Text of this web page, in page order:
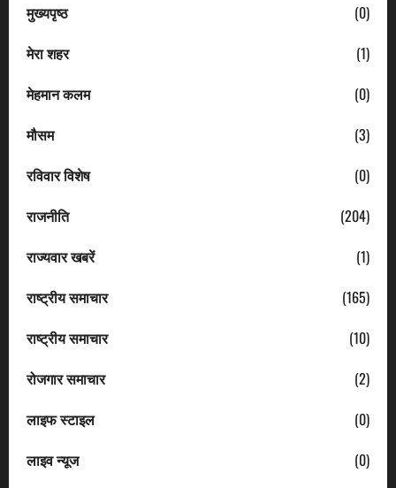
मुख्यपृष्ठ
(0)
मेरा शहर
(1)
मेहमान कलम
(0)
मौसम
(3)
रविवार विशेष
(0)
राजनीति
(204)
राज्यवार खबरें
(1)
राष्ट्रीय समाचार
(165)
राष्ट्रीय समाचार
(10)
रोजगार समाचार
(2)
लाइफ स्टाइल
(0)
लाइव न्यूज
(0)